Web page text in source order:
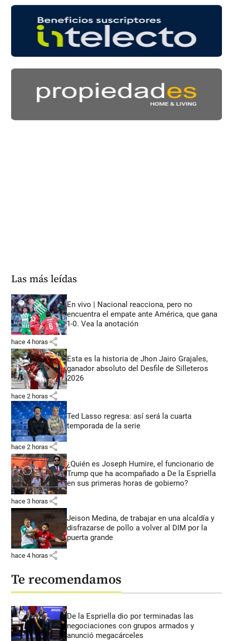
Las más leídas
En vivo | Nacional reacciona, pero no
encuentra el empate ante América, que gana
1-0. Vea la anotación
hace 4 horas share
Esta es la historia de Jhon Jairo Grajales,
ganador absoluto del Desfile de Silleteros
2026
hace 2 horas share
Ted Lasso regresa: así será la cuarta
temporada de la serie
hace 2 horas share
¿Quién es Joseph Humire, el funcionario de
Trump que ha acompañado a De la Espriella
en sus primeras horas de gobierno?
hace 3 horas share
Jeison Medina, de trabajar en una alcaldía y
disfrazarse de pollo a volver al DIM por la
puerta grande
hace 4 horas share
Te recomendamos
De la Espriella dio por terminadas las
negociaciones con grupos armados y
anunció megacárceles